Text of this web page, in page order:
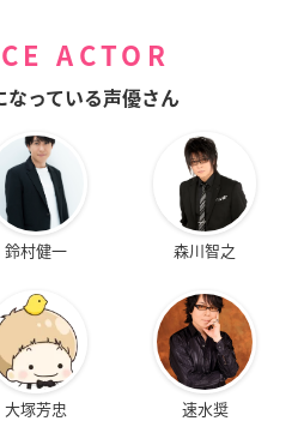
ACTOR
なっている声優さん
鈴村健一 森川智之
大塚芳忠 速水奨